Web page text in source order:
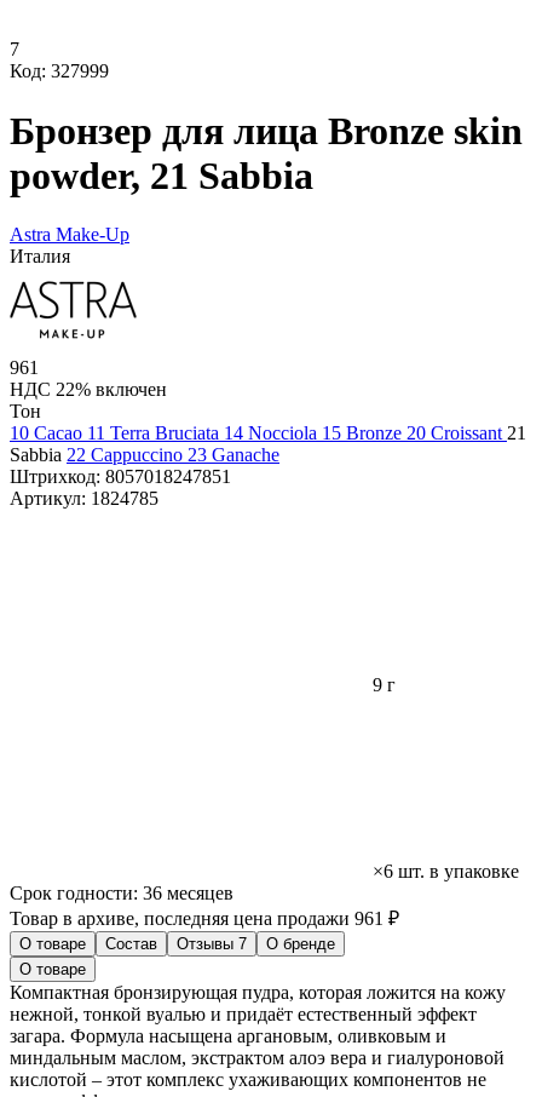
7
Код: 327999
Бронзер для лица Bronze skin
powder, 21 Sabbia
Astra Make-Up
Италия
961
НДС 22% включен
Тон
10 Cacao 11 Terra Bruciata 14 Nocciola 15 Bronze 20 Croissant 21
Sabbia 22 Cappuccino 23 Ganache
Штрихкод: 8057018247851
Артикул: 1824785
9 г
×6 шт. в упаковке
Срок годности: 36 месяцев
Товар в архиве, последняя цена продажи 961 ₽
О товаре Состав Отзывы 7
О бренде
О товаре
Компактная бронзирующая пудра, которая ложится на кожу
нежной, тонкой вуалью и придаёт естественный эффект
загара. Формула насыщена аргановым, оливковым и
миндальным маслом, экстрактом алоэ вера и гиалуроновой
кислотой – этот комплекс ухаживающих компонентов не